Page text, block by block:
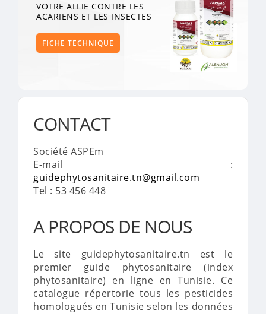
VOTRE ALLIE CONTRE LES
ACARIENS ET LES INSECTES
FICHE TECHNIQUE
CONTACT
Société ASPEm
E-mail :
guidephytosanitaire.tn@gmail.com
Tel : 53 456 448
A PROPOS DE NOUS
Le site guidephytosanitaire.tn est le
premier guide phytosanitaire (index
phytosanitaire) en ligne en Tunisie. Ce
catalogue répertorie tous les pesticides
homologués en Tunisie selon les données